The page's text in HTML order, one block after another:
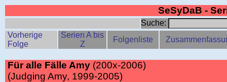
SeSyDaB -
Suche:
Vorherige
Folge
Serien A bis
Z
Folgenliste
Für alle Fälle Amy (200x-2006)
(Judging Amy, 1999-2005)